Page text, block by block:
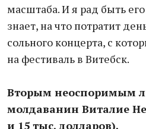
масштаба. И я рад быть
знает, на что потратит
сольного концерта, с
на фестиваль в Витебск.
Вторым неоспоримым
молдаванин Виталие
и 15 тыс. долларов),